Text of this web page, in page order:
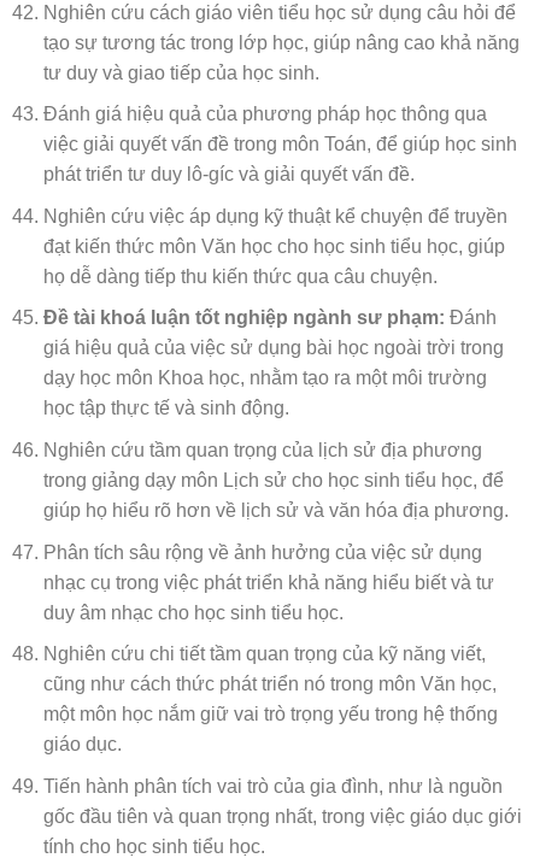
Nghiên cứu cách giáo viên tiểu học sử dụng câu hỏi để
tạo sự tương tác trong lớp học, giúp nâng cao khả năng
tư duy và giao tiếp của học sinh.
Đánh giá hiệu quả của phương pháp học thông qua
việc giải quyết vấn đề trong môn Toán, để giúp học sinh
phát triển tư duy lô-gíc và giải quyết vấn đề.
Nghiên cứu việc áp dụng kỹ thuật kể chuyện để truyền
đạt kiến thức môn Văn học cho học sinh tiểu học, giúp
họ dễ dàng tiếp thu kiến thức qua câu chuyện.
Đề tài khoá luận tốt nghiệp ngành sư phạm: Đánh
giá hiệu quả của việc sử dụng bài học ngoài trời trong
dạy học môn Khoa học, nhằm tạo ra một môi trường
học tập thực tế và sinh động.
Nghiên cứu tầm quan trọng của lịch sử địa phương
trong giảng dạy môn Lịch sử cho học sinh tiểu học, để
giúp họ hiểu rõ hơn về lịch sử và văn hóa địa phương.
Phân tích sâu rộng về ảnh hưởng của việc sử dụng
nhạc cụ trong việc phát triển khả năng hiểu biết và tư
duy âm nhạc cho học sinh tiểu học.
Nghiên cứu chi tiết tầm quan trọng của kỹ năng viết,
cũng như cách thức phát triển nó trong môn Văn học,
một môn học nắm giữ vai trò trọng yếu trong hệ thống
giáo dục.
Tiến hành phân tích vai trò của gia đình, như là nguồn
gốc đầu tiên và quan trọng nhất, trong việc giáo dục giới
tính cho học sinh tiểu học.